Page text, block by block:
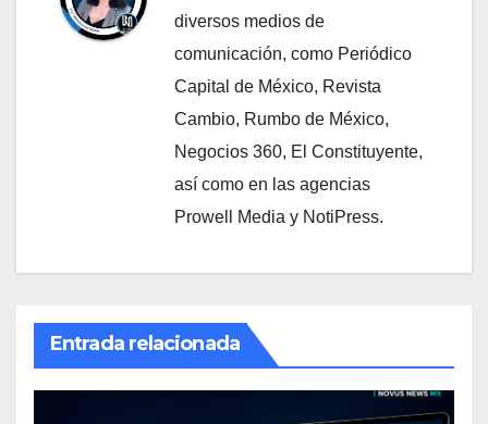
diversos medios de
comunicación, como Periódico
Capital de México, Revista
Cambio, Rumbo de México,
Negocios 360, El Constituyente,
así como en las agencias
Prowell Media y NotiPress.
Entrada relacionada